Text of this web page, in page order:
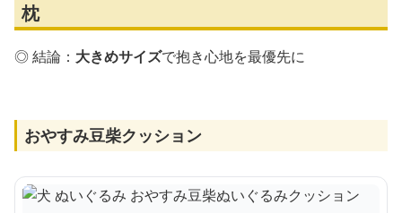
枕
◎ 結論： 大きめサイズで抱き心地を最優先に
おやすみ豆柴クッション